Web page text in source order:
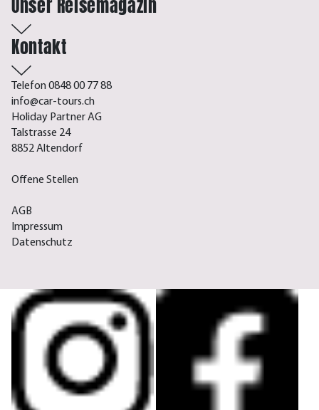
Unser Reisemagazin
Kontakt
Telefon 0848 00 77 88
info@car-tours.ch
Holiday Partner AG
Talstrasse 24
8852 Altendorf
Offene Stellen
AGB
Impressum
Datenschutz